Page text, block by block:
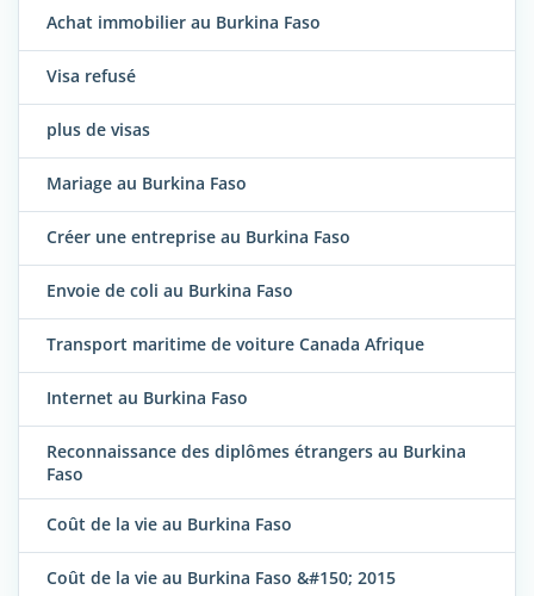
Achat immobilier au Burkina Faso
Visa refusé
plus de visas
Mariage au Burkina Faso
Créer une entreprise au Burkina Faso
Envoie de coli au Burkina Faso
Transport maritime de voiture Canada Afrique
Internet au Burkina Faso
Reconnaissance des diplômes étrangers au Burkina
Faso
Coût de la vie au Burkina Faso
Coût de la vie au Burkina Faso &#150; 2015